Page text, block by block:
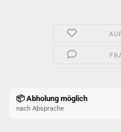
📦 Abholung möglich
nach Absprache